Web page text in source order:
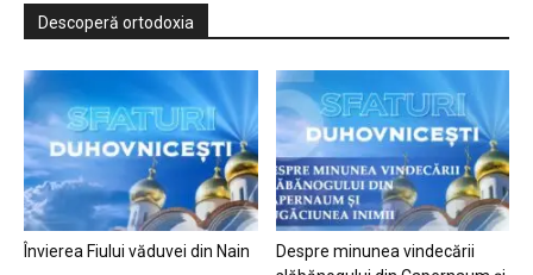
Descoperă ortodoxia
Învierea Fiului văduvei din Nain
Despre minunea vindecării